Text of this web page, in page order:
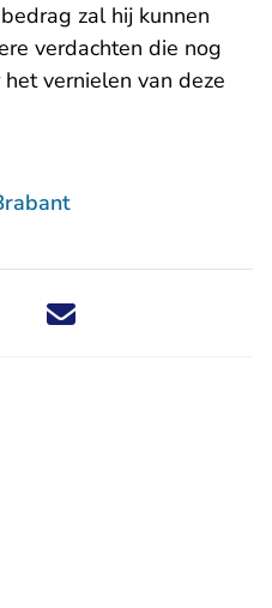
zal hij kunnen
verdachten die nog
vernielen van deze
Deel dit nieuwsbericht via X -
Deel dit nieuwsbericht via
Deel dit nieuwsbericht
Deel dit